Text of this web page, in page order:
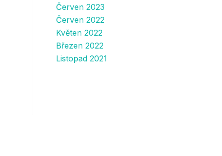
Červen 2023
Červen 2022
Květen 2022
Březen 2022
Listopad 2021